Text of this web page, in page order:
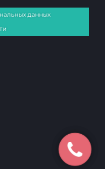
данных